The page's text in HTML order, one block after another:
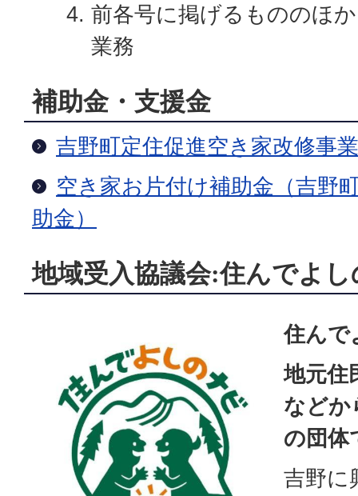
前各号に掲げるもののほ
業務
補助金・支援金
吉野町定住促進空き家改修事
空き家お片付け補助金（吉野
助金）
地域受入協議会:住んでよ
住ん
地元住
などか
の団体
吉野に